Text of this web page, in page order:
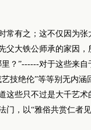
有之；这不仅因为张
父大铁公师承的家因
？”------对于这些来
技绝伦”等等别无内涵
这些只不过是大千艺
门，以“雅俗共赏仁者